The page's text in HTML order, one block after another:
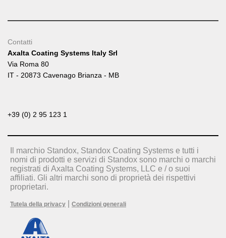
Contatti
Axalta Coating Systems Italy Srl
Via Roma 80
IT - 20873 Cavenago Brianza - MB
+39 (0) 2 95 123 1
Il marchio Standox, Standox Coating Systems e tutti i
nomi di prodotti e servizi di Standox sono marchi o marchi
registrati di Axalta Coating Systems, LLC e / o suoi
affiliati. Gli altri marchi sono di proprietà dei rispettivi
proprietari.
Tutela della privacy Condizioni generali